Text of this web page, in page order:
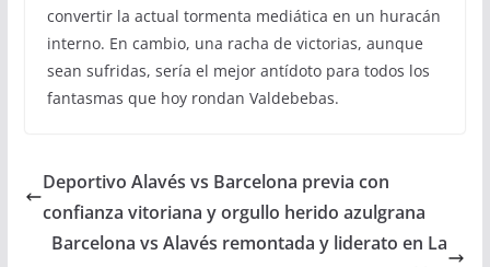
convertir la actual tormenta mediática en un huracán
interno. En cambio, una racha de victorias, aunque
sean sufridas, sería el mejor antídoto para todos los
fantasmas que hoy rondan Valdebebas.
Deportivo Alavés vs Barcelona previa con
confianza vitoriana y orgullo herido azulgrana
Barcelona vs Alavés remontada y liderato en La